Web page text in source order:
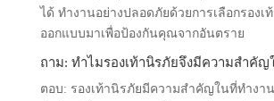
ได้ ทํางานอย่างปลอดภัยด้วยการเลือกรองเ
ออกแบบมาเพื่อป้องกันคุณจากอันตราย
ถาม: ทําไมรองเท้านิรภัยจึงมีความสําคัญ
ตอบ: รองเท้านิรภัยมีความสําคัญในที่ทํางา